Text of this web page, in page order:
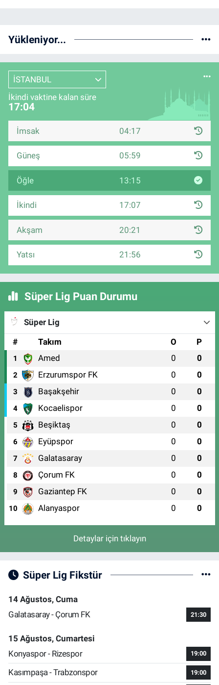
Yükleniyor...
İSTANBUL
İkindi vaktine kalan süre
17:04
İmsak 04:17
Güneş 05:59
Öğle 13:15
İkindi 17:07
Akşam 20:21
Yatsı 21:56
Süper Lig Puan Durumu
Süper Lig
#
Takım O P
1 Amed 0 0
2 Erzurumspor FK 0 0
3 Başakşehir 0 0
4 Kocaelispor 0 0
5 Beşiktaş 0 0
6 Eyüpspor 0 0
7 Galatasaray 0 0
8 Çorum FK 0 0
9 Gaziantep FK 0 0
10 Alanyaspor 0 0
Detaylar için tıklayın
Süper Lig Fikstür
14 Ağustos, Cuma
Galatasaray - Çorum FK
21:30
15 Ağustos, Cumartesi
Konyaspor - Rizespor
19:00
Kasımpaşa - Trabzonspor 19:00